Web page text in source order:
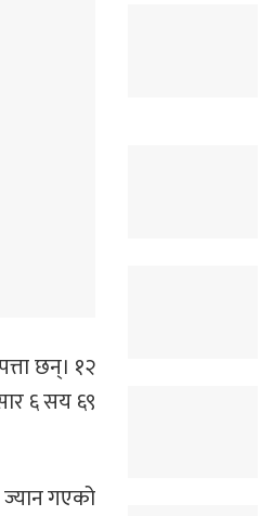
छन्। १२
६ सय ६९
गएको